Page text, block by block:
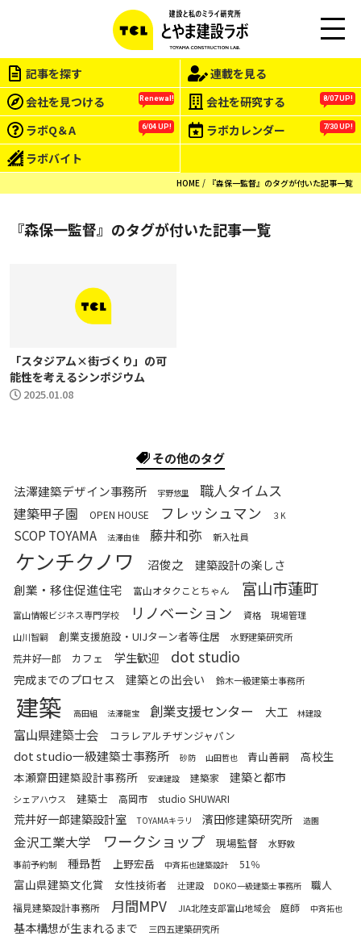
EN
記事を探す
連載を見る
会社を見つける
Renewal! 会社を研究する 8/07 UP!
ラボQ＆A 6/04 UP! ラボカレンダー 7/30 UP!
ラボバイト
HOME 『森保一監督』のタグが付いた記事一覧
『森保一監督』のタグが付いた記事一覧
「スタジアム×街づくり」の可
能性を考えるシンポジウム
2025.01.08
その他のタグ
法澤建築デザイン事務所
宇野悠里 職人タイムス
建築甲子園 OPEN HOUSE フレッシュマン ３K
SCOP TOYAMA 法澤由佳 藤井和弥 新入社員
ケンチクノワ 沼俊之 建築設計の楽しさ
創業・移住促進住宅 富山オタクことちゃん 富山市蓮町
富山情報ビジネス専門学校 リノベーション 資格
現場管理
山川智嗣
創業支援施設・UIJターン者等住居 水野建築研究所
荒井好一郎 カフェ 学生歓迎 dot studio
完成までのプロセス 建築との出会い 鈴木一級建築士事務所
建築 高田組 法澤龍宝 創業支援センター 大工 林建設
富山県建築士会 コラレアルチザンジャパン
dot studio一級建築士事務所 砂防 山田哲也 青山善嗣
高校生
本瀬齋田建築設計事務所
安達建設 建築家 建築と都市
シェアハウス 建築士 高岡市 studio SHUWARI
荒井好一郎建築設計室 TOYAMAキラリ 濱田修建築研究所 造園
金沢工業大学 ワークショップ 現場監督
水野敦
事前予約制
種昻哲 上野宏岳 中斉拓也建築設計 51％
富山県建築文化賞 女性技術者 辻建設 DOKO一級建築士事務所 職人
福見建築設計事務所 月間MPV JIA北陸支部富山地域会 庭師 中斉拓也
基本構想が生まれるまで 三四五建築研究所